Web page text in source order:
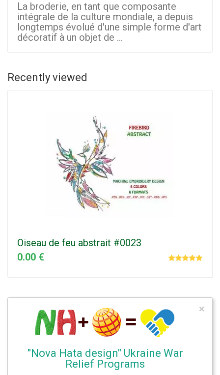
La broderie, en tant que composante
intégrale de la culture mondiale, a depuis
longtemps évolué d'une simple forme d'art
décoratif à un objet de ...
Recently viewed
Oiseau de feu abstrait #0023
0.00 €
"Nova Hata design" Ukraine War
Relief Programs
×